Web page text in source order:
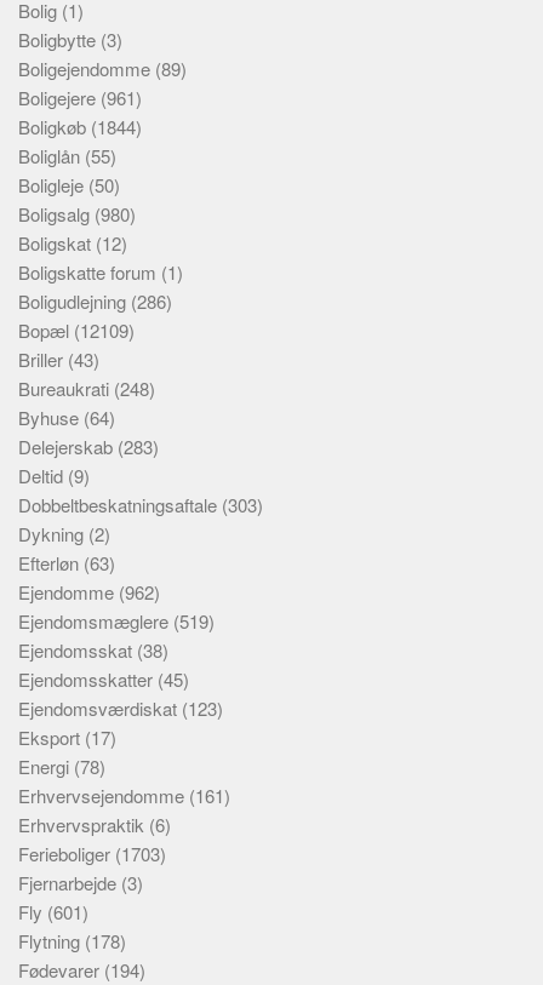
Bolig (1)
Boligbytte (3)
Boligejendomme (89)
Boligejere (961)
Boligkøb (1844)
Boliglån (55)
Boligleje (50)
Boligsalg (980)
Boligskat (12)
Boligskatte forum (1)
Boligudlejning (286)
Bopæl (12109)
Briller (43)
Bureaukrati (248)
Byhuse (64)
Delejerskab (283)
Deltid (9)
Dobbeltbeskatningsaftale (303)
Dykning (2)
Efterløn (63)
Ejendomme (962)
Ejendomsmæglere (519)
Ejendomsskat (38)
Ejendomsskatter (45)
Ejendomsværdiskat (123)
Eksport (17)
Energi (78)
Erhvervsejendomme (161)
Erhvervspraktik (6)
Ferieboliger (1703)
Fjernarbejde (3)
Fly (601)
Flytning (178)
Fødevarer (194)